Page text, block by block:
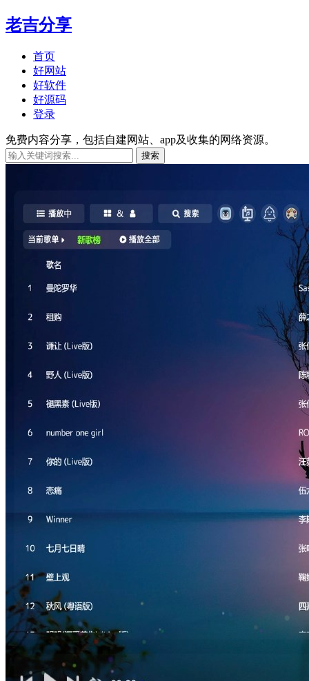
老吉分享
首页
好网站
好软件
好源码
登录
免费内容分享，包括自建网站、app及收集的网络资源。
搜索